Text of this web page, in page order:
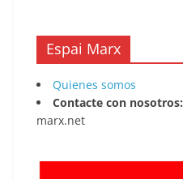
Espai Marx
Quienes somos
Contacte con nosotros:
marx.net